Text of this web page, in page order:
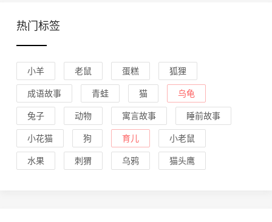
热门标签
小羊 老鼠 蛋糕 狐狸
成语故事 青蛙 猫 乌龟
兔子 动物 寓言故事 睡前故事
小花猫 狗 育儿 小老鼠
水果 刺猬 乌鸦 猫头鹰